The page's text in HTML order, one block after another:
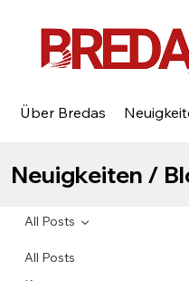
Über Bredas
Neuigkeiten /
All Posts
All Posts